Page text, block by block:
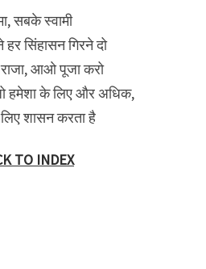
सबके स्वामी
सिंहासन गिरने दो
आओ पूजा करो
हमेशा के लिए और अधिक,
शासन करता है
TO INDEX